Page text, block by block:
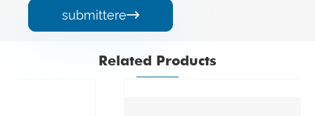
submittere
Related Products